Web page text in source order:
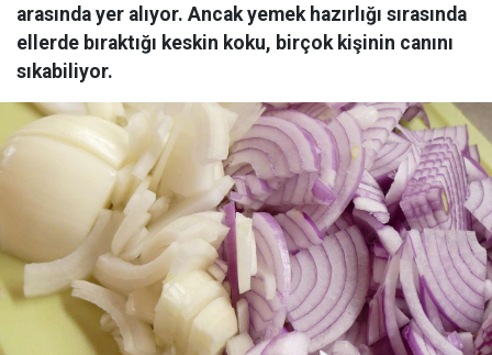
arasında yer alıyor. Ancak yemek hazırlığı sırasında
ellerde bıraktığı keskin koku, birçok kişinin canını
sıkabiliyor.